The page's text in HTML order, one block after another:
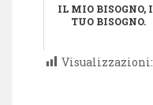
IL MIO BISOGNO,
TUO BISOGNO.
Visualizzazioni: